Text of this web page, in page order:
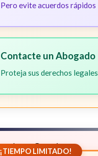
Pero evite acuerdos rápidos
Contacte un Abogado
Proteja sus derechos legales
en Georgia
LIMITADO!